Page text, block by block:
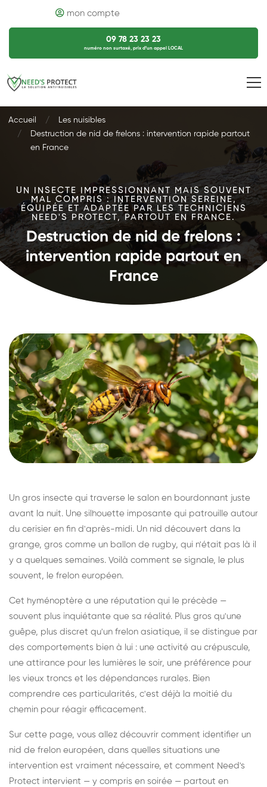
mon compte
09 78 23 23 23
numéro non surtaxé, prix d’un appel LOCAL
Accueil
Les nuisibles
Destruction de nid de frelons : intervention rapide partout
en France
UN INSECTE IMPRESSIONNANT MAIS SOUVENT
MAL COMPRIS : INTERVENTION SEREINE,
ÉQUIPÉE ET ADAPTÉE PAR LES TECHNICIENS
NEED'S PROTECT, PARTOUT EN FRANCE.
Destruction de nid de frelons :
intervention rapide partout en
France
Un gros insecte qui traverse le salon en bourdonnant juste
avant la nuit. Une silhouette imposante qui patrouille autour
du cerisier en fin d'après-midi. Un nid découvert dans la
grange, gros comme un ballon de rugby, qui n'était pas là il
y a quelques semaines. Voilà comment se signale, le plus
souvent, le frelon européen.
Cet hyménoptère a une réputation qui le précède —
souvent plus inquiétante que sa réalité. Plus gros qu'une
guêpe, plus discret qu'un frelon asiatique, il se distingue par
des comportements bien à lui : une activité au crépuscule,
une attirance pour les lumières le soir, une préférence pour
les vieux troncs et les dépendances rurales. Bien
comprendre ces particularités, c'est déjà la moitié du
chemin pour réagir efficacement.
Sur cette page, vous allez découvrir comment identifier un
nid de frelon européen, dans quelles situations une
intervention est vraiment nécessaire, et comment Need's
Protect intervient — y compris en soirée — partout en